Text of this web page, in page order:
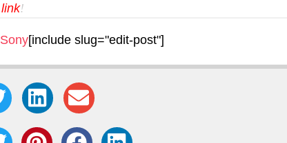
link!
Sony[include slug="edit-post"]